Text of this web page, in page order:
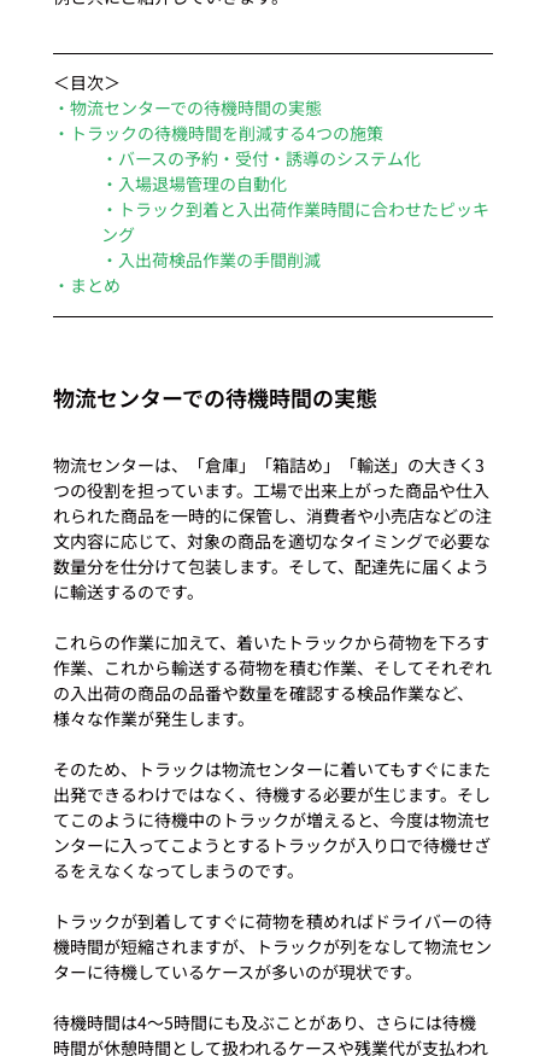
＜目次＞
・物流センターでの待機時間の実態
・トラックの待機時間を削減する4つの施策
・バースの予約・受付・誘導のシステム化
・入場退場管理の自動化
・トラック到着と入出荷作業時間に合わせたピッキ
ング
・入出荷検品作業の手間削減
・まとめ
物流センターでの待機時間の実態
物流センターは、「倉庫」「箱詰め」「輸送」の大きく3
つの役割を担っています。工場で出来上がった商品や仕入
れられた商品を一時的に保管し、消費者や小売店などの注
文内容に応じて、対象の商品を適切なタイミングで必要な
数量分を仕分けて包装します。そして、配達先に届くよう
に輸送するのです。
これらの作業に加えて、着いたトラックから荷物を下ろす
作業、これから輸送する荷物を積む作業、そしてそれぞれ
の入出荷の商品の品番や数量を確認する検品作業など、
様々な作業が発生します。
そのため、トラックは物流センターに着いてもすぐにまた
出発できるわけではなく、待機する必要が生じます。そし
てこのように待機中のトラックが増えると、今度は物流セ
ンターに入ってこようとするトラックが入り口で待機せざ
るをえなくなってしまうのです。
トラックが到着してすぐに荷物を積めればドライバーの待
機時間が短縮されますが、トラックが列をなして物流セン
ターに待機しているケースが多いのが現状です。
待機時間は4～5時間にも及ぶことがあり、さらには待機
時間が休憩時間として扱われるケースや残業代が支払われ